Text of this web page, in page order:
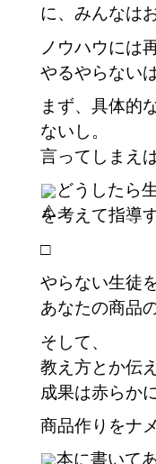
に、みんなは
ノウハウには
やるやらない
まず、具体的
ないし。
言ってしまえ
どうしたら
を考えて指導
□
やらない生徒
あなたの商品
そして、
教え方とか伝
成果は赤らか
商品作りをナ
本に書いて